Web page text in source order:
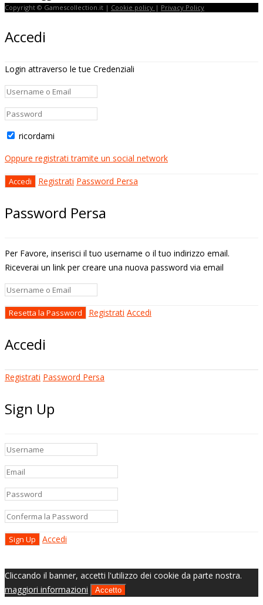
Copyright © Gamescollection.it | Cookie policy | Privacy Policy
Accedi
Login attraverso le tue Credenziali
ricordami
Oppure registrati tramite un social network
Registrati Password Persa
Password Persa
Per Favore, inserisci il tuo username o il tuo indirizzo email.
Riceverai un link per creare una nuova password via email
Registrati Accedi
Accedi
Registrati Password Persa
Sign Up
Accedi
Cliccando il banner, accetti l'utilizzo dei cookie da parte nostra.
maggiori informazioni
Accetto